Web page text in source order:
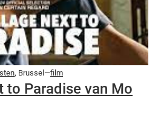
, Brussel—film
to Paradise van Mo